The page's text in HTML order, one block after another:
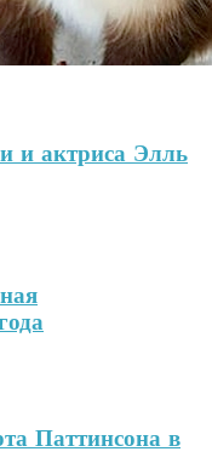
и актриса Элль
Паттинсона в